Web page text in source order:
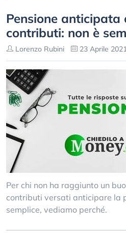
Pensione anticipata
contributi: non è
Lorenzo Rubini 23 Aprile
Per chi non ha raggiunto un
contributi versati anticipare la
semplice, vediamo perché.